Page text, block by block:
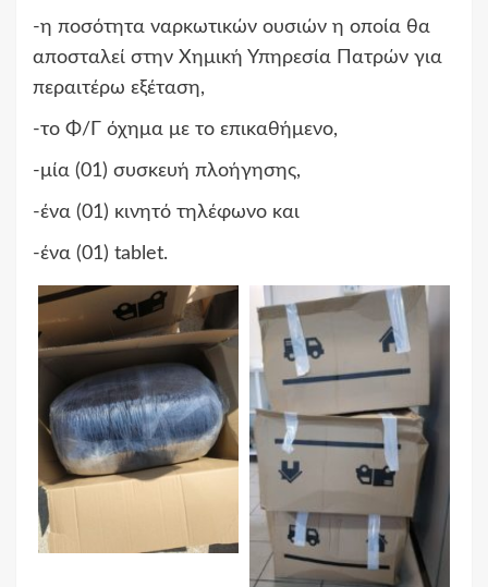
-η ποσότητα ναρκωτικών ουσιών η οποία θα
αποσταλεί στην Χημική Υπηρεσία Πατρών για
περαιτέρω εξέταση,
-το Φ/Γ όχημα με το επικαθήμενο,
-μία (01) συσκευή πλοήγησης,
-ένα (01) κινητό τηλέφωνο και
-ένα (01) tablet.